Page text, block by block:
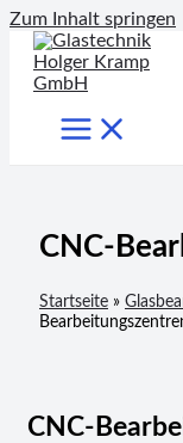
Zum Inhalt springen
CNC-
Startseite »
CNC-